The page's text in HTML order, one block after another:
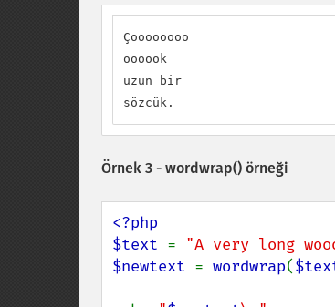
Çoooooooo
oooook
uzun bir
sözcük.
Örnek 3 - wordwrap() örneği
<?php
$text = "A very long
$newtext = wordwrap(